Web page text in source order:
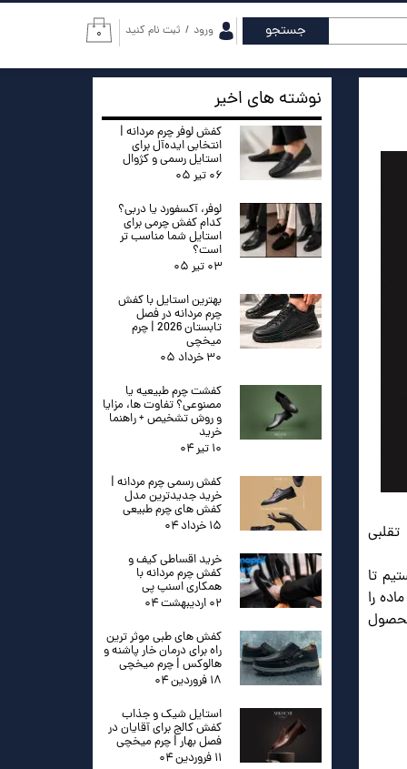
۰ ورود / ثبت نام کنید
سفارشات
خروج از حساب
کاربری
جستجو
تا
را
نوشته های اخیر
کفش لوفر چرم مردانه |
انتخابی ایده‌آل برای
استایل رسمی و کژوال
۰۶ تیر ۰۵
لوفر، آکسفورد یا دربی؟
کدام کفش چرمی برای
استایل شما مناسب تر
است؟
۰۳ تیر ۰۵
بهترین استایل با کفش
چرم مردانه در فصل
تابستان 2026 | چرم
میخچی
۳۰ خرداد ۰۵
کفشت چرم طبیعیه یا
مصنوعی؟ تفاوت ها، مزایا
و روش تشخیص + راهنما
خرید
۱۰ تیر ۰۴
کفش رسمی چرم مردانه |
خرید جدیدترین مدل
کفش های چرم طبیعی
۱۵ خرداد ۰۴
خرید اقساطی کیف و
کفش چرم مردانه با
همکاری اسنپ پی
۰۲ اردیبهشت ۰۴
کفش های طبی موثر ترین
راه برای درمان خار پاشنه و
هالوکس | چرم میخچی
۱۸ فروردین ۰۴
استایل شیک و جذاب
کفش کالج برای آقایان در
فصل بهار | چرم میخچی
۱۱ فروردین ۰۴